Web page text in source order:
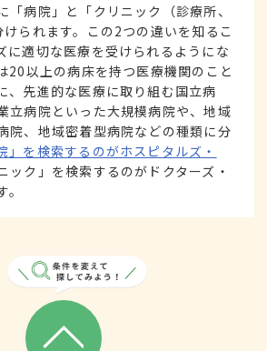
「病院」と「クリニック（診療所、
られます。この2つの違いを知るこ
に適切な医療を受けられるようにな
20以上の病床を持つ医療機関のこと
、先進的な医療に取り組む国立病
立病院といった大規模病院や、地域
院、地域密着型病院などの種類に分
」を検索するのがホスピタルズ・
ック」を検索するのがドクターズ・